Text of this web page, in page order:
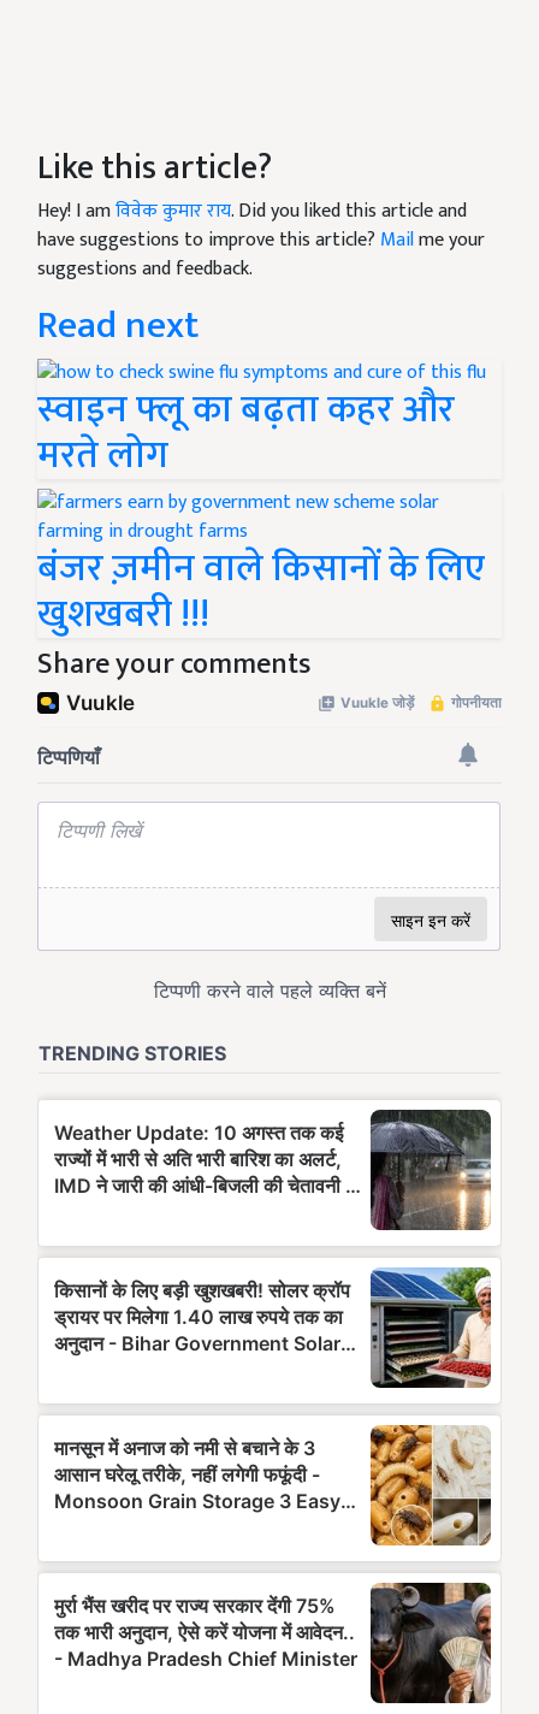
Like this article?
Hey! I amविवेक कुमार राय. Did you liked this article and
have suggestions to improve this article? Mailme your
suggestions and feedback.
Read next
स्वाइन फ्लू का बढ़ता कहर और
मरते लोग
बंजर ज़मीन वाले किसानों के लिए
खुशखबरी !!!
Share your comments